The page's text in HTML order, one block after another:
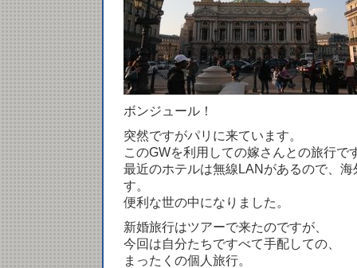
ボンジュール！
突然ですがパリに来ています。
このGWを利用しての嫁さんとの旅行で
最近のホテルは無線LANがあるので、
す。
便利な世の中になりました。
新婚旅行はツアーで来たのですが、
今回は自分たちですべて手配しての、
まったくの個人旅行。